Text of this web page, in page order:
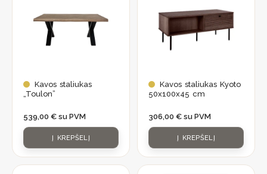
Kavos staliukas
„Toulon”
539,00 € su PVM
Į KREPŠELĮ
Kavos staliukas Kyoto
50x100x45 cm
306,00 € su PVM
Į KREPŠELĮ